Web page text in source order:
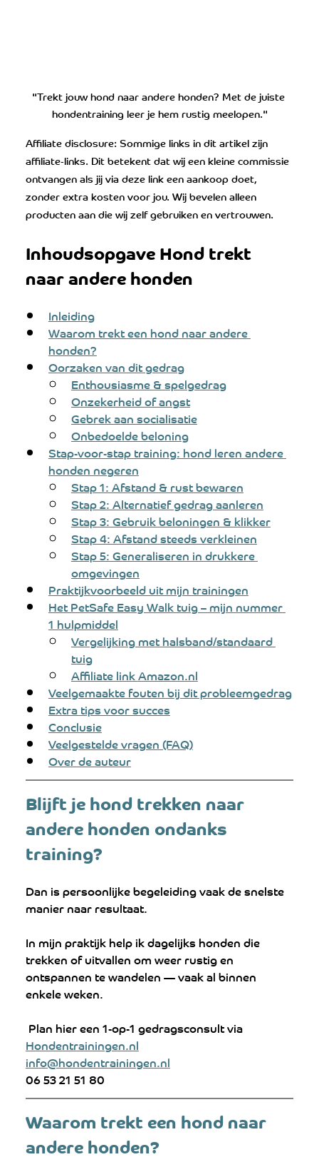
"Trekt jouw hond naar andere honden? Met de juiste
hondentraining leer je hem rustig meelopen."
Affiliate disclosure: Sommige links in dit artikel zijn
affiliate-links. Dit betekent dat wij een kleine commissie
ontvangen als jij via deze link een aankoop doet,
zonder extra kosten voor jou. Wij bevelen alleen
producten aan die wij zelf gebruiken en vertrouwen.
Inhoudsopgave Hond trekt
naar andere honden
Inleiding
Waarom trekt een hond naar andere
honden?
Oorzaken van dit gedrag
Enthousiasme & spelgedrag
Onzekerheid of angst
Gebrek aan socialisatie
Onbedoelde beloning
Stap-voor-stap training: hond leren andere
honden negeren
Stap 1: Afstand & rust bewaren
Stap 2: Alternatief gedrag aanleren
Stap 3: Gebruik beloningen & klikker
Stap 4: Afstand steeds verkleinen
Stap 5: Generaliseren in drukkere
omgevingen
Praktijkvoorbeeld uit mijn trainingen
Het PetSafe Easy Walk tuig – mijn nummer
1 hulpmiddel
Vergelijking met halsband/standaard
tuig
Affiliate link Amazon.nl
Veelgemaakte fouten bij dit probleemgedrag
Extra tips voor succes
Conclusie
Veelgestelde vragen (FAQ)
Over de auteur
Blijft je hond trekken naar
andere honden ondanks
training?
Dan is persoonlijke begeleiding vaak de snelste
manier naar resultaat.
In mijn praktijk help ik dagelijks honden die
trekken of uitvallen om weer rustig en
ontspannen te wandelen — vaak al binnen
enkele weken.
Plan hier een 1-op-1 gedragsconsult via
Hondentrainingen.nl
info@hondentrainingen.nl
06 53 21 51 80
Waarom trekt een hond naar
andere honden?